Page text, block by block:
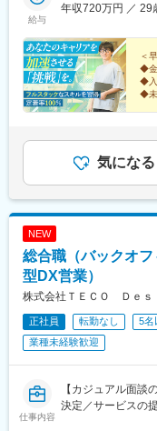
給与
年収720万円 ／ 29
＜
◆金
◆入
◆未
気になる
NEW
総合職（バックオ
型DX営業）
株式会社ＴＥＣＯ Ｄｅｓ
正社員 転勤なし 5名
業種未経験歓迎
仕事内容
【カジュアル面談
決定／サービスの